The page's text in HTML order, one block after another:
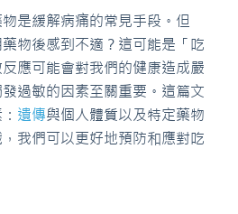
是緩解病痛的常見手段。但
物後感到不適？這可能是「吃
應可能會對我們的健康造成嚴
過敏的因素至關重要。這篇文
遺傳與個人體質以及特定藥物
我們可以更好地預防和應對吃